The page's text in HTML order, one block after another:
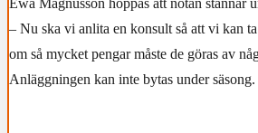
Ewa Magnusson hoppas att notan stannar
– Nu ska vi anlita en konsult så att vi kan
om så mycket pengar måste de göras av
Anläggningen kan inte bytas under